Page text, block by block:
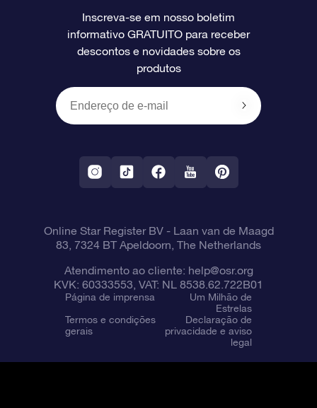
Avaliações
O cartão de presente da OSR
Presentes corporativos
Página estelar personalizada
Um Milhão de Estrelas
OSR Starsaver
Aplicativo RV Fly me to the stars
Informações de pagamento
Política de devolução
Constelações
Inscreva-se em nosso boletim
informativo GRATUITO para receber
descontos e novidades sobre os
produtos
Online Star Register BV- Laan van de Maagd
83, 7324 BT Apeldoorn, The Netherlands
Atendimento ao cliente: help@osr.org
KVK: 60333553, VAT: NL 8538.62.722B01
Página de imprensa
Um Milhão de
Estrelas
Termos e condições
gerais
Declaração de
privacidade e aviso
legal